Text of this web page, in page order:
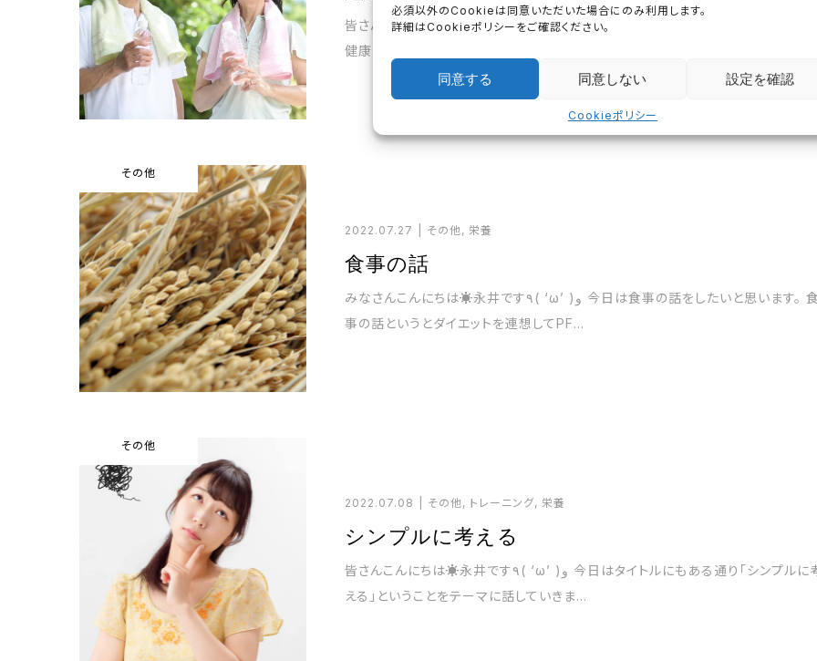
必須以外のCookieは同意いただいた場合にのみ利用します。
詳細はCookieポリシーをご確認ください。
同意する 同意しない 設定を確認
Cookieポリシー
皆さんこんにちは☀️永井です^_^ 皆さんが運動する理由って何ですか❓ ダイエット
健康、体力をつけたい、スポーツの成績を上げたい、老後でも寝たきりに...
その他
2022.07.27 その他, 栄養
食事の話
みなさんこんにちは☀️永井です٩( ‘ω’ )و 今日は食事の話をしたいと思います。 食
事の話というとダイエットを連想してPF...
その他
2022.07.08 その他, トレーニング,栄養
シンプルに考える
皆さんこんにちは☀️永井です٩( ‘ω’ )و 今日はタイトルにもある通り「シンプルに考
える」ということをテーマに話していきま...